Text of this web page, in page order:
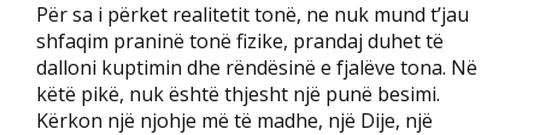
Për sa i përket realitetit tonë, ne nuk mund t’jau
shfaqim praninë tonë fizike, prandaj duhet të
dalloni kuptimin dhe rëndësinë e fjalëve tona. Në
këtë pikë, nuk është thjesht një punë besimi.
Kërkon një njohje më të madhe, një Dije, një